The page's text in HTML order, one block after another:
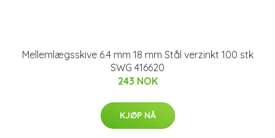
Mellemlægsskive 6.4 mm 18 mm Stål verzinkt 100 stk
SWG 416620
243 NOK
KJØP NÅ